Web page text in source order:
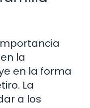
la
en la forma
La
a los